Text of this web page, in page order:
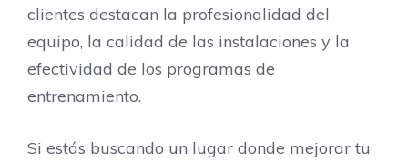
clientes destacan la profesionalidad del
equipo, la calidad de las instalaciones y la
efectividad de los programas de
entrenamiento.
Si estás buscando un lugar donde mejorar tu